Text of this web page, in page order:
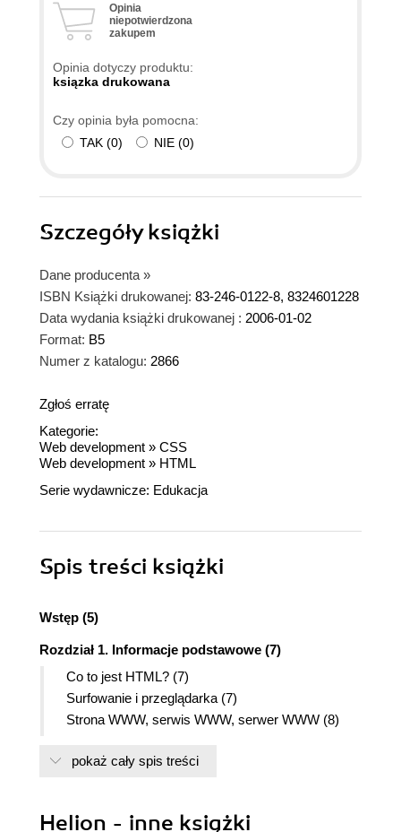
pomożecie! Co mam zrobić by z niej korzystać.
Bez możliwości używania firefox ta książka jest
ćwiczenia z firefox (tylko ta przeglądarka jest tam
Opinia
niepotwierdzona
zakupem
Opinia dotyczy produktu:
ksiązka drukowana
Czy opinia była pomocna:
TAK (0) NIE (0)
Szczegółyksiążki
Dane producenta »
ISBN Książki drukowanej: 83-246-0122-8, 8324601228
Data wydania książki drukowanej : 2006-01-02
Format: B5
Numer z katalogu: 2866
Zgłoś erratę
Kategorie:
Web development » CSS
Web development » HTML
Serie wydawnicze: Edukacja
Spis treści książki
Wstęp (5)
Rozdział 1. Informacje podstawowe (7)
Co to jest HTML? (7)
Surfowanie i przeglądarka (7)
Strona WWW, serwis WWW, serwer WWW (8)
Znaczniki (10)
Rozdział 2. Projektowanie serwisu WWW (13)
pokaż cały spis treści
Helion - inne książki